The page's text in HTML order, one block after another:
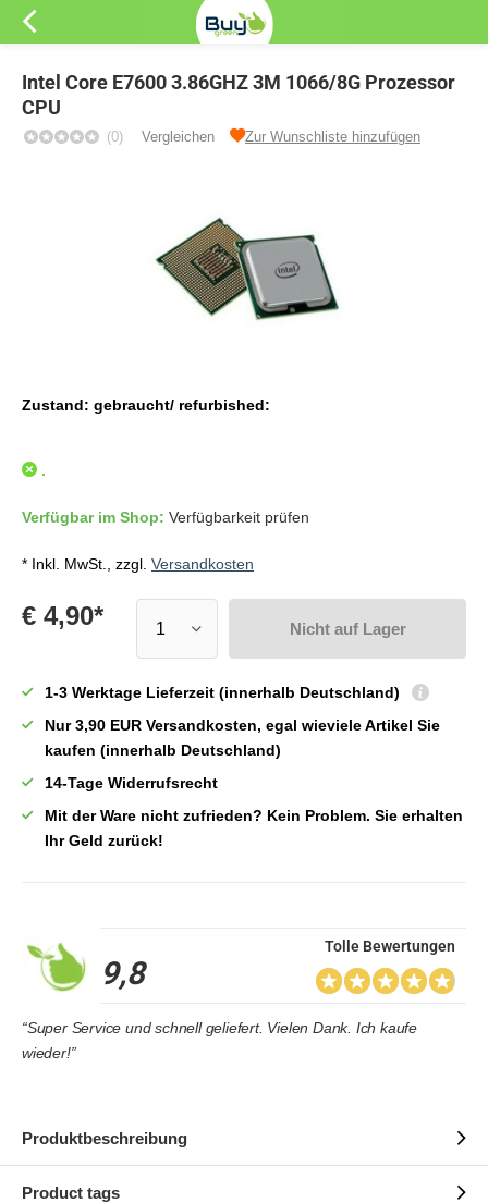
Intel Core E7600 3.86GHZ 3M 1066/8G Prozessor
CPU
(0) Vergleichen Zur Wunschliste hinzufügen
Zustand: gebraucht/ refurbished:
.
Verfügbar im Shop: Verfügbarkeit prüfen
* Inkl. MwSt., zzgl. Versandkosten
€ 4,90* Nicht auf Lager
1-3 Werktage Lieferzeit (innerhalb Deutschland)
Nur 3,90 EUR Versandkosten, egal wieviele Artikel Sie
kaufen (innerhalb Deutschland)
14-Tage Widerrufsrecht
Mit der Ware nicht zufrieden? Kein Problem. Sie erhalten
Ihr Geld zurück!
9,8
Tolle Bewertungen
“Super Service und schnell geliefert. Vielen Dank. Ich kaufe
wieder!”
Produktbeschreibung
Product tags